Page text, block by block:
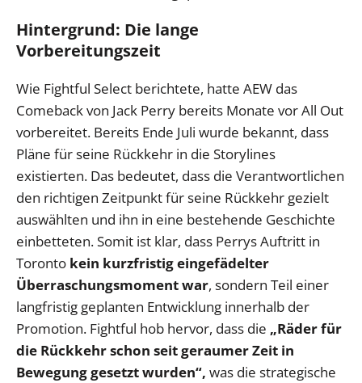
Hintergrund: Die lange
Vorbereitungszeit
Wie Fightful Select berichtete, hatte AEW das
Comeback von Jack Perry bereits Monate vor All Out
vorbereitet. Bereits Ende Juli wurde bekannt, dass
Pläne für seine Rückkehr in die Storylines
existierten. Das bedeutet, dass die Verantwortlichen
den richtigen Zeitpunkt für seine Rückkehr gezielt
auswählten und ihn in eine bestehende Geschichte
einbetteten. Somit ist klar, dass Perrys Auftritt in
Toronto kein kurzfristig eingefädelter
Überraschungsmoment war, sondern Teil einer
langfristig geplanten Entwicklung innerhalb der
Promotion. Fightful hob hervor, dass die „Räder für
die Rückkehr schon seit geraumer Zeit in
Bewegung gesetzt wurden“, was die strategische